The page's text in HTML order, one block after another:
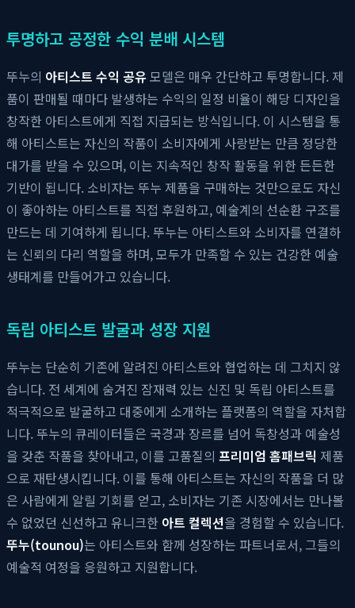
투명하고 공정한 수익 분배 시스템
뚜누의 아티스트 수익 공유모델은 매우 간단하고 투명합니다. 제
품이 판매될 때마다 발생하는 수익의 일정 비율이 해당 디자인을
창작한 아티스트에게 직접 지급되는 방식입니다. 이 시스템을 통
해 아티스트는 자신의 작품이 소비자에게 사랑받는 만큼 정당한
대가를 받을 수 있으며, 이는 지속적인 창작 활동을 위한 든든한
기반이 됩니다. 소비자는 뚜누 제품을 구매하는 것만으로도 자신
이 좋아하는 아티스트를 직접 후원하고, 예술계의 선순환 구조를
만드는 데 기여하게 됩니다. 뚜누는 아티스트와 소비자를 연결하
는 신뢰의 다리 역할을 하며, 모두가 만족할 수 있는 건강한 예술
생태계를 만들어가고 있습니다.
독립 아티스트 발굴과 성장 지원
뚜누는 단순히 기존에 알려진 아티스트와 협업하는 데 그치지 않
습니다. 전 세계에 숨겨진 잠재력 있는 신진 및 독립 아티스트를
적극적으로 발굴하고 대중에게 소개하는 플랫폼의 역할을 자처합
니다. 뚜누의 큐레이터들은 국경과 장르를 넘어 독창성과 예술성
을 갖춘 작품을 찾아내고, 이를 고품질의 프리미엄 홈패브릭 제품
으로 재탄생시킵니다. 이를 통해 아티스트는 자신의 작품을 더 많
은 사람에게 알릴 기회를 얻고, 소비자는 기존 시장에서는 만나볼
수 없었던 신선하고 유니크한 아트 컬렉션을 경험할 수 있습니다.
뚜누(tounou)는 아티스트와 함께 성장하는 파트너로서, 그들의
예술적 여정을 응원하고 지원합니다.